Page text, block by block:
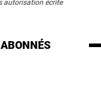
autorisation écrite